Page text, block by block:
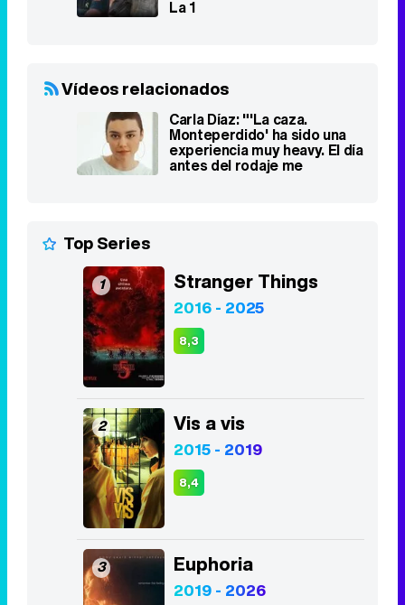
La 1
Vídeos relacionados
Carla Díaz: "'La caza.
Monteperdido' ha sido una
experiencia muy heavy. El día
antes del rodaje me
Top Series
1 Stranger Things
2016 - 2025
8,3
2 Vis a vis
2015 - 2019
8,4
3 Euphoria
2019 - 2026